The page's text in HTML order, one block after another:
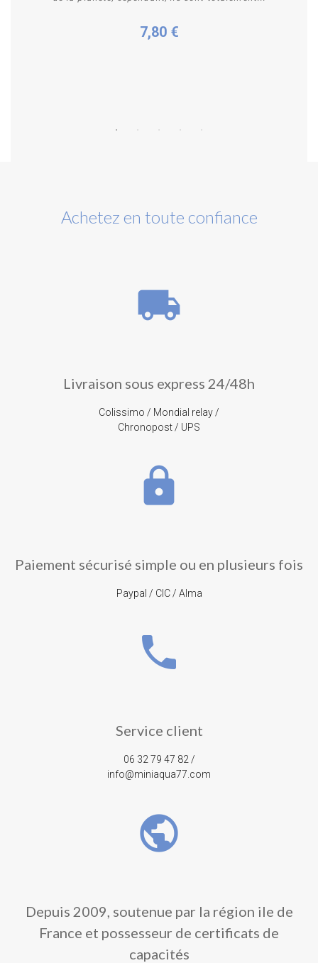
7,80 €
Achetez en toute confiance
local_shipping
Livraison sous express 24/48h
Colissimo / Mondial relay /
Chronopost / UPS
lock
Paiement sécurisé simple ou en plusieurs fois
Paypal / CIC / Alma
phone
Service client
06 32 79 47 82 /
info@miniaqua77.com
public
Depuis 2009, soutenue par la région ile de
France et possesseur de certificats de
capacités